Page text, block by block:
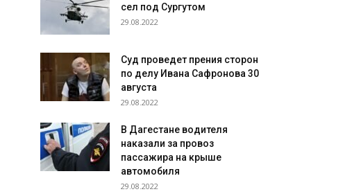
сел под Сургутом
29.08.2022
Суд проведет прения сторон
по делу Ивана Сафронова 30
августа
29.08.2022
В Дагестане водителя
наказали за провоз
пассажира на крыше
автомобиля
29.08.2022